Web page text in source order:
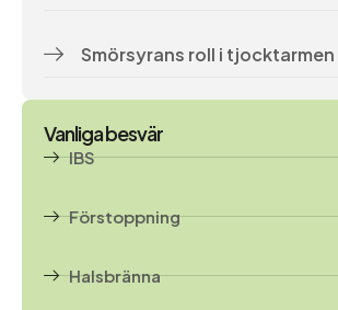
Smörsyrans roll i tjocktarmen
Vanliga besvär
IBS
Förstoppning
Halsbränna